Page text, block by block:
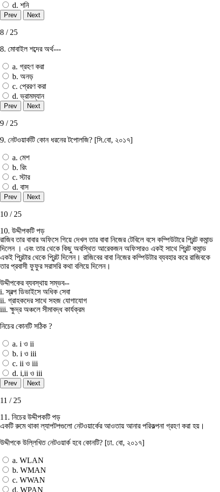
d. শনি
8 / 25
8. মােবাইল শব্দের অর্থ---
a. গ্রহণ করা
b. অনড়
c. প্রেরণ করা
d. ভ্রামম্যান
9 / 25
9. নেটওয়ার্কটি কোন ধরনের টপােলজি? [সি.বাে, ২০১৭]
a. মেশ
b. রিং
c. স্টার
d. বাস
10 / 25
10. উদ্দীপকটি পড়
রাজিব তার বাবার অফিসে গিয়ে দেখল তার বাবা নিজের টেবিলে বসে কম্পিউটারে প্রিন্ট কমান্ড
দিলেন । এবং তার থেকে কিছু অবস্থিত আরেকজন অফিসারও একই সাথে প্রিন্ট কমান্ড
একই প্রিন্টার থেকে প্রিন্ট দিলেন। রাজিবের বাবা নিজের কম্পিউটার ব্যবহার করে রাজিবকে
তার প্রবাসী ফুফুর সরাসরি কথা বলিয়ে দিলেন।
উদ্দীপকের ব্যবস্থায় সম্ভব--
i. স্বল্প ডিভাইসে অধিক সেবা
ii. গ্রাহকদের সাথে সহজ যােগাযােগ
iii. ক্ষুদ্র অঞ্চলে সীমাবদ্ধ কার্যক্রম
নিচের কোনটি সঠিক ?
a. i ও ii
b. i ও iii
c. ii ও iii
d. i,ii ও iii
11 / 25
11. নিচের উদ্দীপকটি পড়
একটি রুমে থাকা ল্যাপটপগুলাে নেটওয়ার্কের আওতায় আনার পরিকল্পনা গ্রহণ করা হয়।
উদ্দীপকে উল্লিখিত নেটওয়ার্ক হবে কোনটি? [ঢা. বাে, ২০১৭]
a. WLAN
b. WMAN
c. WWAN
d. WPAN